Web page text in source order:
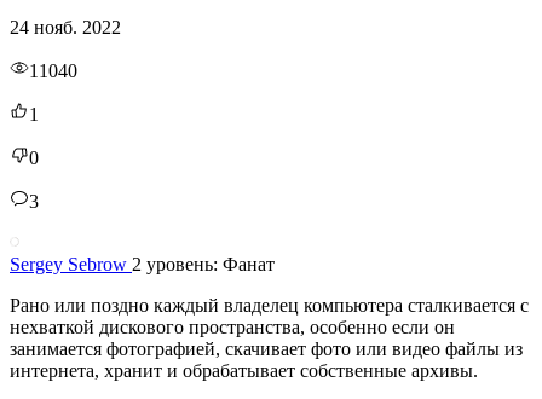
24 нояб. 2022
11040
1
0
3
Sergey Sebrow 2 уровень: Фанат
Рано или поздно каждый владелец компьютера сталкивается с
нехваткой дискового пространства, особенно если он
занимается фотографией, скачивает фото или видео файлы из
интернета, хранит и обрабатывает собственные архивы.